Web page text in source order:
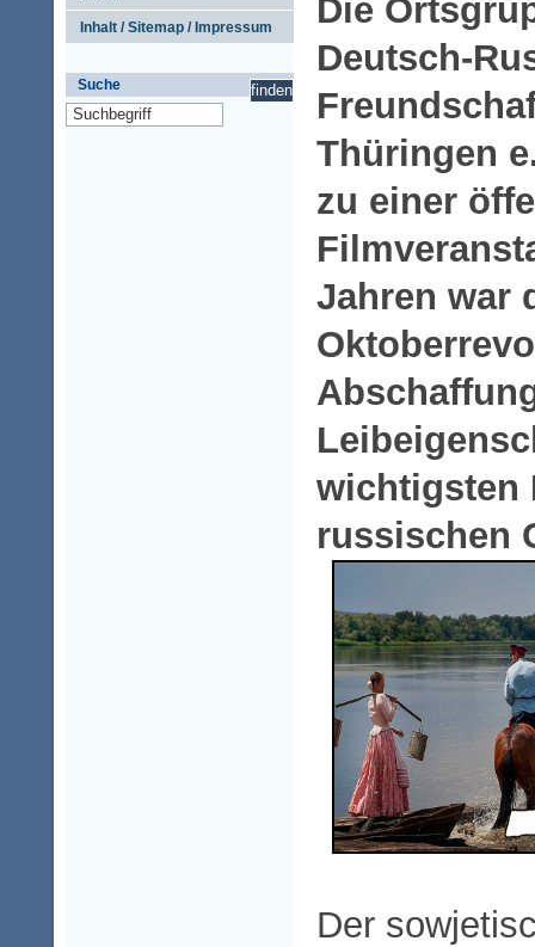
Inhalt / Sitemap / Impressum
Suche
Die
Deutsch-
Thüringen
zu einer
Jahren war
wichtigsten
russischen
Der